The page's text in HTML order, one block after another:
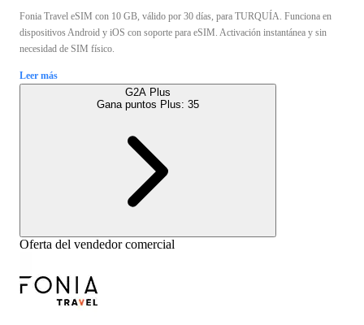
Fonia Travel eSIM con 10 GB, válido por 30 días, para TURQUÍA. Funciona en
dispositivos Android y iOS con soporte para eSIM. Activación instantánea y sin
necesidad de SIM físico.
Leer más
G2A Plus
Gana puntos Plus: 35
Oferta del vendedor comercial